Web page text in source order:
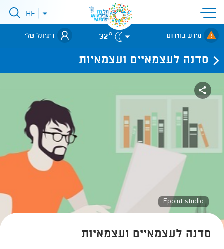
פתיחת
תפריט
אתר
לאתר עיריית
תל-אביב
פתיחתHE
מידע בחירום 32° דיגיתל שלי
סדנה לעצמאיים ועצמאיות
Epoint studio
סדנה לעצמאיים ועצמאיות